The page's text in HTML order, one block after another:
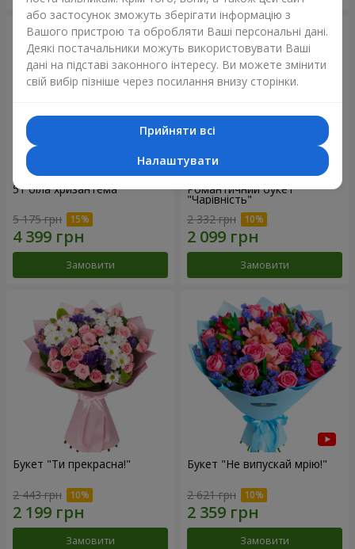
51 біла хризантема
5 175 грн
Замовити
Романтичний букет
"Чарівність"
2 332 грн
Замовити
Букет "Ти прекрасна!"
2 443 грн
Замовити
Букет "Не випускай мрію!"
2 621 грн
Замовити
або застосунок зможуть зберігати інформацію з
Вашого пристрою та обробляти Ваші персональні дані.
Деякі постачальники можуть використовувати Ваші
дані на підставі законного інтересу. Ви можете змінити
свій вибір пізніше через посилання внизу сторінки.
Прийняти всі
Налаштувати